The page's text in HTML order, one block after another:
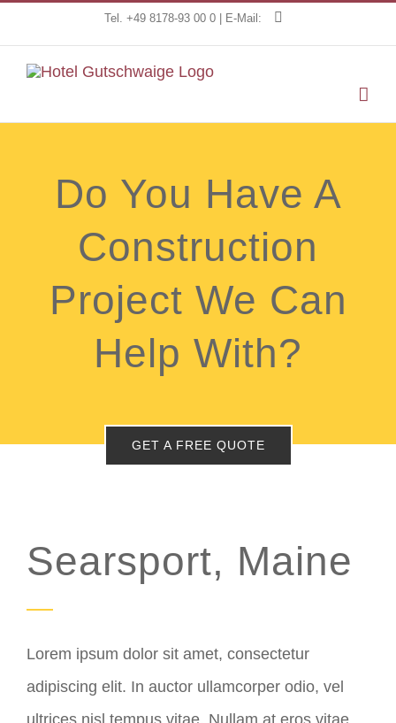
Inhalt
springen
Tel. +49 8178-93 00 0 | E-Mail:
Do You Have A
Construction
Project We Can
Help With?
GET A FREE QUOTE
Searsport, Maine
Lorem ipsum dolor sit amet, consectetur
adipiscing elit. In auctor ullamcorper odio, vel